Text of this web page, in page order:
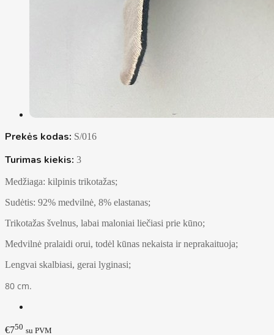
Prekės kodas: S/016
Turimas kiekis: 3
Medžiaga: kilpinis trikotažas;
Sudėtis: 92% medvilnė, 8% elastanas;
Trikotažas švelnus, labai maloniai liečiasi prie kūno;
Medvilnė pralaidi orui, todėl kūnas nekaista ir neprakaituoja;
Lengvai skalbiasi, gerai lyginasi;
80 cm.
€750 su PVM